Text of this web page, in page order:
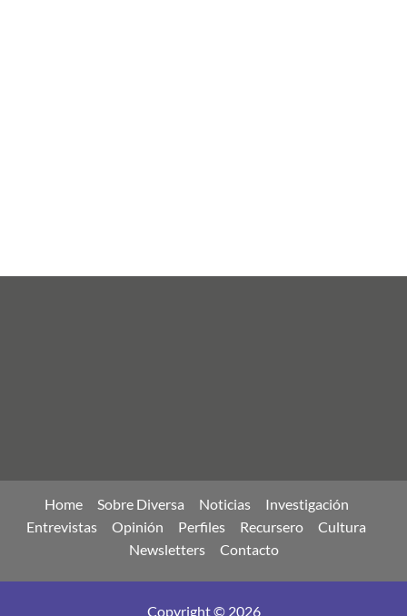
Home Sobre Diversa Noticias
Investigación
Entrevistas
Opinión Perfiles Recursero
Cultura
Newsletters
Contacto
Copyright © 2026